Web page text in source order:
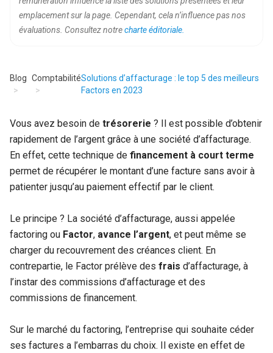
emplacement sur la page. Cependant, cela n’influence pas nos
évaluations. Consultez notrecharte éditoriale.
Blog ComptabilitéSolutions d’affacturage : le top 5 des meilleurs
Factors en 2023
Vous avez besoin de trésorerie ? Il est possible d’obtenir
rapidement de l’argent grâce à une société d’affacturage.
En effet, cette technique de financement à court terme
permet de récupérer le montant d’une facture sans avoir à
patienter jusqu’au paiement effectif par le client.
Le principe ? La société d’affacturage, aussi appelée
factoring ou Factor, avance l’argent, et peut même se
charger du recouvrement des créances client. En
contrepartie, le Factor prélève des frais d’affacturage, à
l’instar des commissions d’affacturage et des
commissions de financement.
Sur le marché du factoring, l’entreprise qui souhaite céder
ses factures a l’embarras du choix. Il existe en effet de